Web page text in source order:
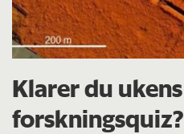
Klarer du ukens
forskningsquiz?